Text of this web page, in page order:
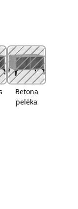
Betona
pelēka